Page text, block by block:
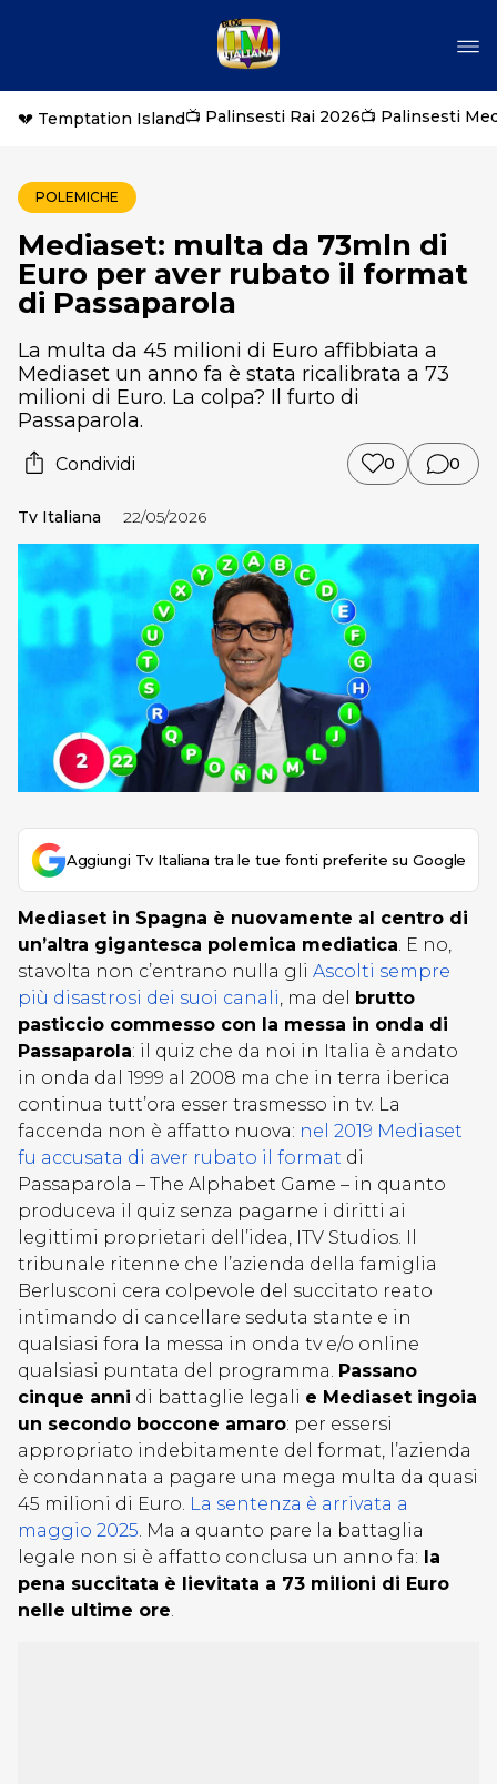
💔 Temptation Island📺 Palinsesti Rai 2026📺 Palinsesti
POLEMICHE
Mediaset: multa da 73mln di
Euro per aver rubato il format
di Passaparola
La multa da 45 milioni di Euro affibbiata a
Mediaset un anno fa è stata ricalibrata a 73
milioni di Euro. La colpa? Il furto di
Passaparola.
Condividi 0 0
Tv Italiana 22/05/2026
Aggiungi Tv Italiana tra le tue fonti preferite su Google
Mediaset in Spagna è nuovamente al centro di
un’altra gigantesca polemica mediatica. E no,
stavolta non c’entrano nulla gli Ascolti sempre
più disastrosi dei suoi canali, ma del brutto
pasticcio commesso con la messa in onda di
Passaparola: il quiz che da noi in Italia è andato
in onda dal 1999 al 2008 ma che in terra iberica
continua tutt’ora esser trasmesso in tv. La
faccenda non è affatto nuova: nel 2019 Mediaset
fu accusata di aver rubato il format di
Passaparola – The Alphabet Game – in quanto
produceva il quiz senza pagarne i diritti ai
legittimi proprietari dell’idea, ITV Studios. Il
tribunale ritenne che l’azienda della famiglia
Berlusconi cera colpevole del succitato reato
intimando di cancellare seduta stante e in
qualsiasi fora la messa in onda tv e/o online
qualsiasi puntata del programma. Passano
cinque anni di battaglie legali e Mediaset ingoia
un secondo boccone amaro: per essersi
appropriato indebitamente del format, l’azienda
è condannata a pagare una mega multa da quasi
45 milioni di Euro. La sentenza è arrivata a
maggio 2025. Ma a quanto pare la battaglia
legale non si è affatto conclusa un anno fa: la
pena succitata è lievitata a 73 milioni di Euro
nelle ultime ore.